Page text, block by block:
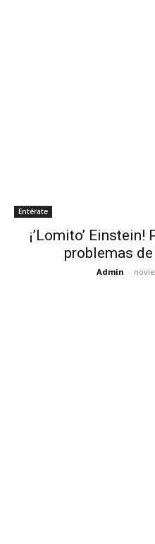
Entérate
¡’Lomito’ Einstein!
problemas
Admin -